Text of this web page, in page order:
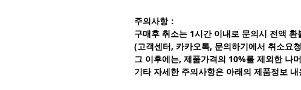
주의사항：
구매후 취소는 1시간 이내로 문의시 전액 환
(고객센터, 카카오톡, 문의하기에서 취소요
그 이후에는, 제품가격의 10%를 제외한 나
기타 자세한 주의사항은 아래의 제품정보